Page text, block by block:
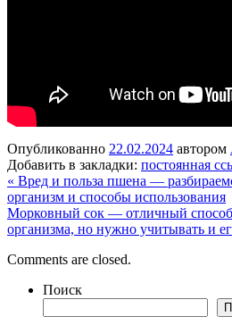
Опубликованно 22.02.2024 автором
Добавить в закладки: постоянная
« Вред и польза пшена —
организм и способы использования
Морковный сок — отличный способ
организма, но нужно учитывать и
Comments are closed.
Поиск